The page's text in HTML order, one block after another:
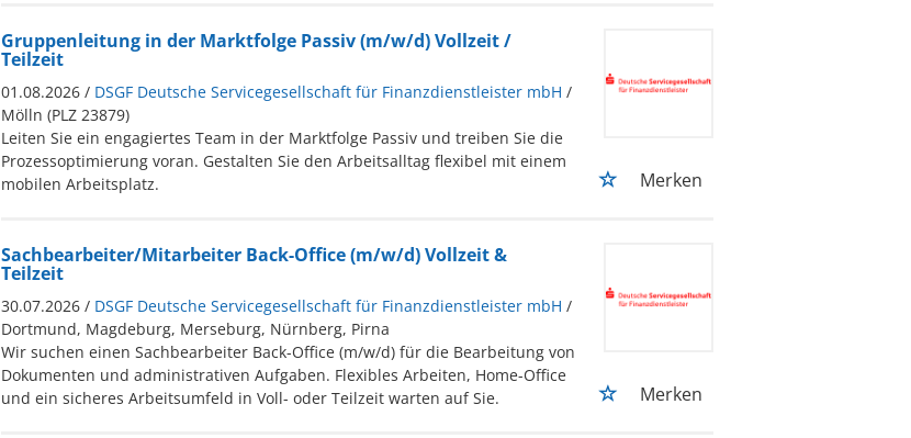
Gruppenleitung in der Marktfolge Passiv (m/w/d) Vollzeit /
Teilzeit
01.08.2026 / DSGF Deutsche Servicegesellschaft für Finanzdienstleister mbH /
Mölln (PLZ 23879)
Leiten Sie ein engagiertes Team in der Marktfolge Passiv und treiben Sie die
Prozessoptimierung voran. Gestalten Sie den Arbeitsalltag flexibel mit einem
mobilen Arbeitsplatz.
Merken
Sachbearbeiter/Mitarbeiter Back-Office (m/w/d) Vollzeit &
Teilzeit
30.07.2026 / DSGF Deutsche Servicegesellschaft für Finanzdienstleister mbH /
Dortmund, Magdeburg, Merseburg, Nürnberg, Pirna
Wir suchen einen Sachbearbeiter Back-Office (m/w/d) für die Bearbeitung von
Dokumenten und administrativen Aufgaben. Flexibles Arbeiten, Home-Office
und ein sicheres Arbeitsumfeld in Voll- oder Teilzeit warten auf Sie.
Merken